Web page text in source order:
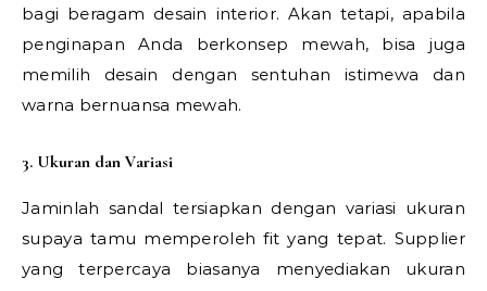
bagi beragam desain interior. Akan tetapi, apabila
penginapan Anda berkonsep mewah, bisa juga
memilih desain dengan sentuhan istimewa dan
warna bernuansa mewah.
3. Ukuran dan Variasi
Jaminlah sandal tersiapkan dengan variasi ukuran
supaya tamu memperoleh fit yang tepat. Supplier
yang terpercaya biasanya menyediakan ukuran